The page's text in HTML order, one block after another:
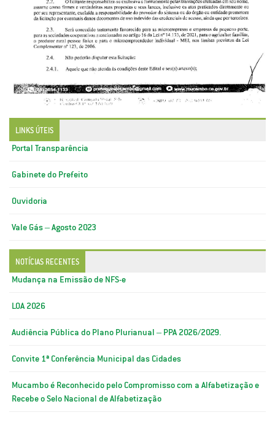
LINKS ÚTEIS
Portal Transparência
Gabinete do Prefeito
Ouvidoria
Vale Gás – Agosto 2023
NOTÍCIAS RECENTES
Mudança na Emissão de NFS-e
LOA 2026
Audiência Pública do Plano Plurianual – PPA 2026/2029.
Convite 1ª Conferência Municipal das Cidades
Mucambo é Reconhecido pelo Compromisso com a Alfabetização e
Recebe o Selo Nacional de Alfabetização